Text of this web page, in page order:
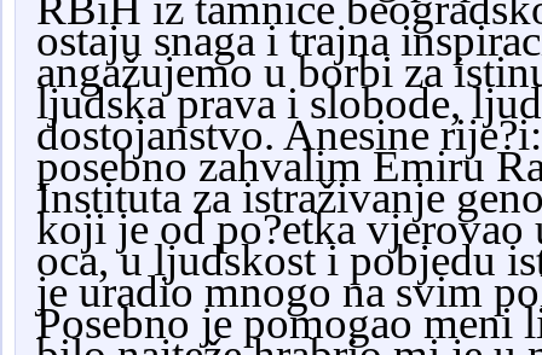
ostaju snaga i trajna
angažujemo u borbi za
ljudska prava i slobode,
dostojanstvo. Anesine
posebno zahvalim Emiru
Instituta za istraživanje
koji je od po?etka vjerovao
oca, u ljudskost i pobjedu
je uradio mnogo na svim
Posebno je pomogao meni